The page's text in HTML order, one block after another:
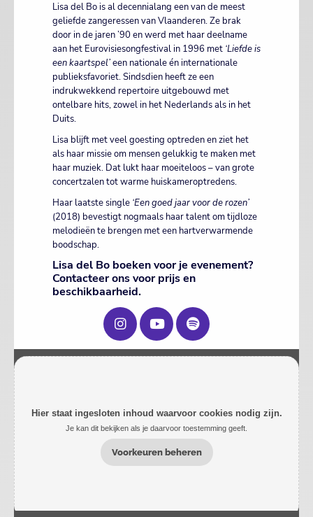
Lisa del Bo is al decennialang een van de meest
geliefde zangeressen van Vlaanderen. Ze brak
door in de jaren ’90 en werd met haar deelname
aan het Eurovisiesongfestival in 1996 met ‘Liefde is
een kaartspel’een nationale én internationale
publieksfavoriet. Sindsdien heeft ze een
indrukwekkend repertoire uitgebouwd met
ontelbare hits, zowel in het Nederlands als in het
Duits.
Lisa blijft met veel goesting optreden en ziet het
als haar missie om mensen gelukkig te maken met
haar muziek. Dat lukt haar moeiteloos – van grote
concertzalen tot warme huiskameroptredens.
Haar laatste single ‘Een goed jaar voor de rozen’
(2018) bevestigt nogmaals haar talent om tijdloze
melodieën te brengen met een hartverwarmende
boodschap.
Lisa del Bo boeken voor je evenement?
Contacteer ons voor prijs en
beschikbaarheid.
Hier staat ingesloten inhoud waarvoor cookies nodig zijn.
Je kan dit bekijken als je daarvoor toestemming geeft.
Voorkeuren beheren